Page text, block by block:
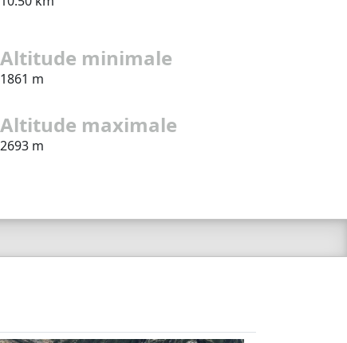
Altitude minimale
1861 m
Altitude maximale
2693 m